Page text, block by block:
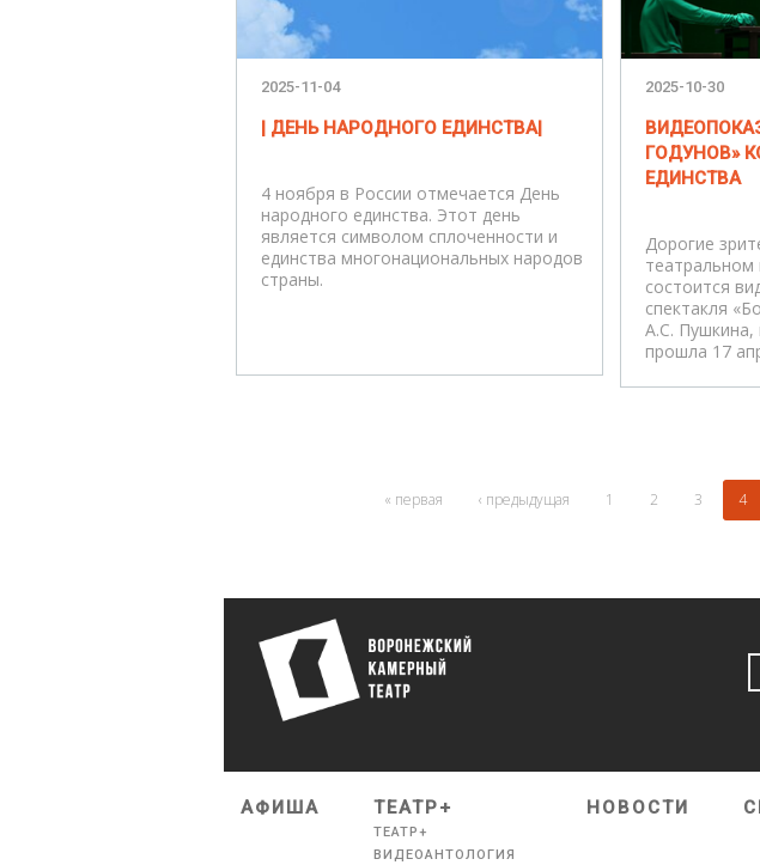
2025-11-04
| ДЕНЬ НАРОДНОГО ЕДИНСТВА|
4 ноября в России отмечается День
народного единства. Этот день
является символом сплоченности и
единства многонациональных народов
страны.
2025-10-30
ГОДУНОВ»
ЕДИНСТВА
Дорогие
театральном
состоится
спектакля
А.С. Пушкина,
прошла 17
« первая ‹ предыдущая 1 2 3 4
АФИША ТЕАТР+
ТЕАТР+
ВИДЕОАНТОЛОГИЯ
НОВОСТИ